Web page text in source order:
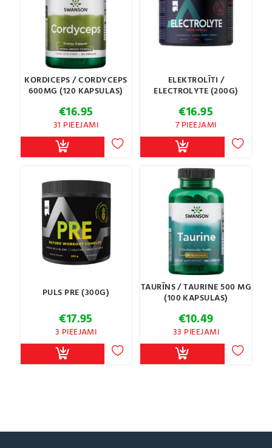
KORDICEPS / CORDYCEPS
600MG (120 KAPSULAS)
€16.95
31 PIEEJAMI
ELEKTROLĪTI /
ELECTROLYTE (200G)
€16.95
7 PIEEJAMI
PULS PRE (300G)
€17.95
3 PIEEJAMI
TAURĪNS / TAURINE 500 MG
(100 KAPSULAS)
€10.49
33 PIEEJAMI